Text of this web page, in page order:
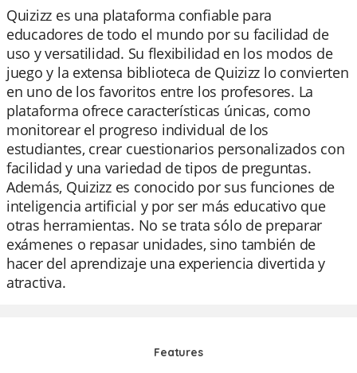
Quizizz es una plataforma confiable para
educadores de todo el mundo por su facilidad de
uso y versatilidad. Su flexibilidad en los modos de
juego y la extensa biblioteca de Quizizz lo convierten
en uno de los favoritos entre los profesores. La
plataforma ofrece características únicas, como
monitorear el progreso individual de los
estudiantes, crear cuestionarios personalizados con
facilidad y una variedad de tipos de preguntas.
Además, Quizizz es conocido por sus funciones de
inteligencia artificial y por ser más educativo que
otras herramientas. No se trata sólo de preparar
exámenes o repasar unidades, sino también de
hacer del aprendizaje una experiencia divertida y
atractiva.
Features